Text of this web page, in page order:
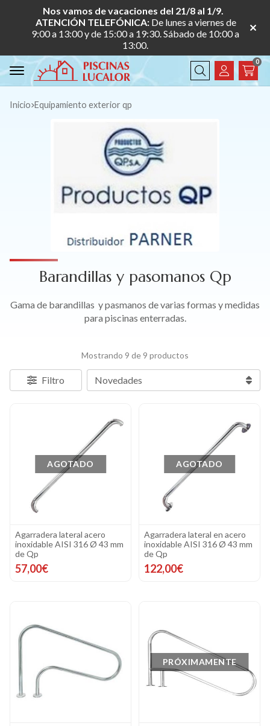
Nos vamos de vacaciones del 21/8 al 1/9.
ATENCIÓN TELEFÓNICA: De lunes a viernes de
9:00 a 13:00 y de 15:00 a 19:30. Sábado de 10:00 a
13:00.
Buscar
0
Inicio equipamiento exterior qp
Barandillas y pasomanos Qp
Gama de barandillas y pasmanos de varias formas y medidas
para piscinas enterradas.
Mostrando 9 de 9 productos
Filtro
AGOTADO
Agarradera lateral acero
inoxidable AISI 316 Ø 43 mm
de Qp
57,00€
AGOTADO
Agarradera lateral en acero
inoxidable AISI 316 Ø 43 mm
de Qp
122,00€
PRÓXIMAMENTE